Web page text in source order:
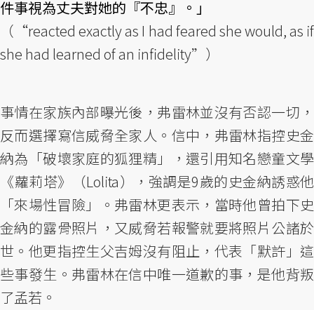
件事視為丈夫對她的『不忠』。」
（“reacted exactly as I had feared she would, as if
she had learned of an infidelity”）
事情在家族內部曝光後，弗雷林並沒有否認一切，
反而選擇寫信威脅全家人。信中，弗雷林指控史金
納為「破壞家庭的狐狸精」，還引用知名戀童文學
《蘿莉塔》（Lolita），強調是9歲的史金納誘惑他
「來場性冒險」。弗雷林更表示，當時他曾拍下史
金納的露骨照片，又威脅若報警就要將照片公諸於
世。他更指控生父吉姆沒有阻止，代表「默許」這
些事發生。弗雷林在信中唯一道歉的事，是他背叛
了孟若。